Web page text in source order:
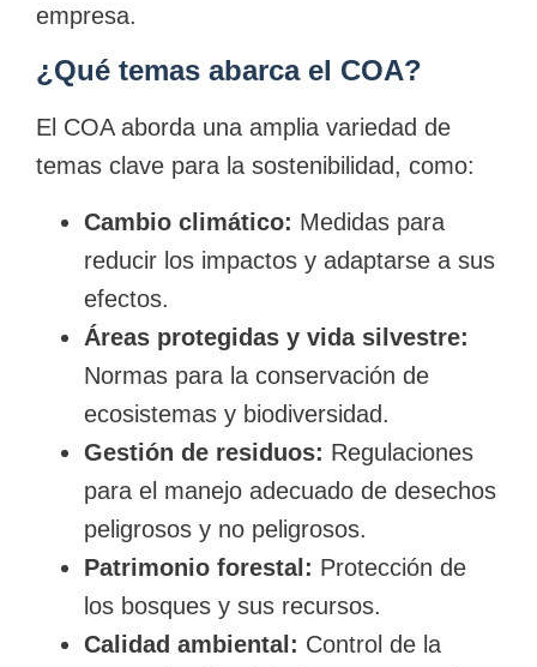
empresa.
¿Qué temas abarca el COA?
El COA aborda una amplia variedad de
temas clave para la sostenibilidad, como:
Cambio climático: Medidas para
reducir los impactos y adaptarse a sus
efectos.
Áreas protegidas y vida silvestre:
Normas para la conservación de
ecosistemas y biodiversidad.
Gestión de residuos: Regulaciones
para el manejo adecuado de desechos
peligrosos y no peligrosos.
Patrimonio forestal: Protección de
los bosques y sus recursos.
Calidad ambiental: Control de la